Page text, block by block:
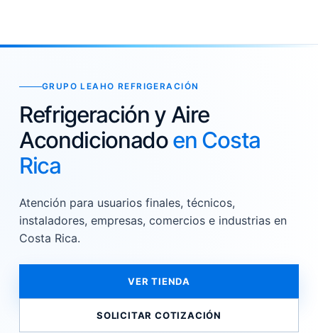
GRUPO LEAHO REFRIGERACIÓN
Refrigeración y Aire
Acondicionadoen Costa
Rica
Atención para usuarios finales, técnicos,
instaladores, empresas, comercios e industrias en
Costa Rica.
VER TIENDA
SOLICITAR COTIZACIÓN